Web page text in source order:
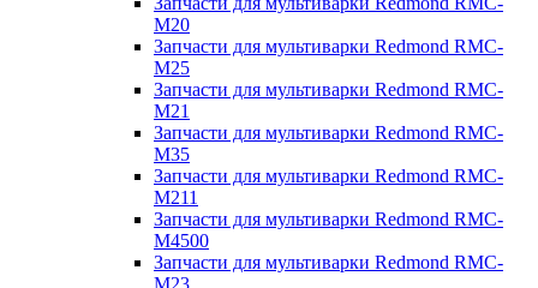
M20
Запчасти для мультиварки Redmond RMC-
M25
Запчасти для мультиварки Redmond RMC-
M21
Запчасти для мультиварки Redmond RMC-
M35
Запчасти для мультиварки Redmond RMC-
M211
Запчасти для мультиварки Redmond RMC-
M4500
Запчасти для мультиварки Redmond RMC-
M23